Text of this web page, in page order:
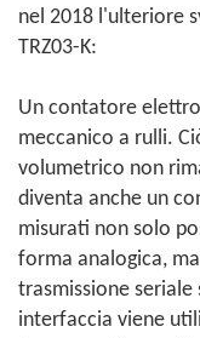
nel 2018 l'ulteriore
TRZ03-K:
Un contatore
meccanico a rulli.
volumetrico non
diventa anche un
misurati non solo
forma analogica,
trasmissione
interfaccia viene